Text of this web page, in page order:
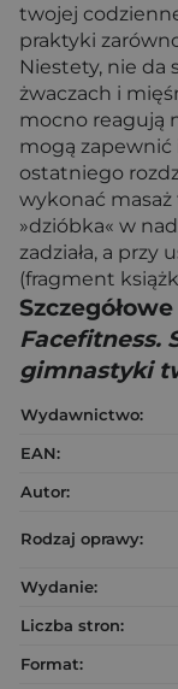
twojej
praktyki
Niestety, nie da
żwaczach i
mocno reagują
mogą zapewnić
ostatniego
wykonać
»dzióbka« w
zadziała, a przy
(fragment
Facefitness.
gimnastyki
Wydawnictwo:
EAN:
Autor:
Rodzaj oprawy:
Wydanie:
Liczba stron:
Format: